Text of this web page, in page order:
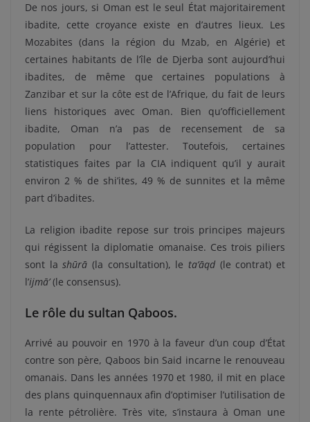
De nos jours, si Oman est le seul État majoritairement
ibadite, cette croyance existe en d’autres lieux. Les
Mozabites (dans la région du Mzab, en Algérie) et
certaines habitants de l’île de Djerba sont aujourd’hui
ibadites, de même que certaines populations à
Zanzibar et sur la côte est de l’Afrique, du fait de leurs
liens historiques avec Oman. Bien qu’officiellement
ibadite, Oman n’a pas de recensement de sa
population pour l’attester. Toutefois, certaines
statistiques faites par la CIA indiquent qu’il y aurait
environ 2 % de shi’ites, 49 % de sunnites et la même
part d’ibadites.
La religion ibadite repose sur trois principes majeurs
qui régissent la diplomatie omanaise. Ces trois piliers
sont lashūrā (la consultation), le ta’āqd (le contrat) et
l’ijmā’(le consensus).
Le rôle du sultan Qaboos.
Arrivé au pouvoir en 1970 à la faveur d’un coup d’État
contre son père, Qaboos bin Said incarne le renouveau
omanais. Dans les années 1970 et 1980, il mit en place
des plans quinquennaux afin d’optimiser l’utilisation de
la rente pétrolière. Très vite, s’instaura à Oman une